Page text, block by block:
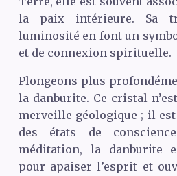
la paix intérieure. Sa
luminosité en font un
et de connexion spirituelle.
Plongeons plus
la danburite. Ce cristal
merveille géologique ; il
des états de
méditation, la danburite
pour apaiser l’esprit et